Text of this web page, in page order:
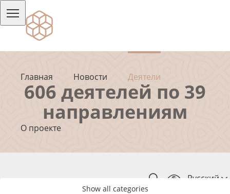
Главная Новости Деятели
О проекте
Русский
606 деятелей по 39
направлениям
Show all categories